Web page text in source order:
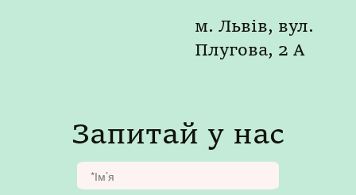
м. Львів, вул.
Плугова, 2 А
Запитай у нас